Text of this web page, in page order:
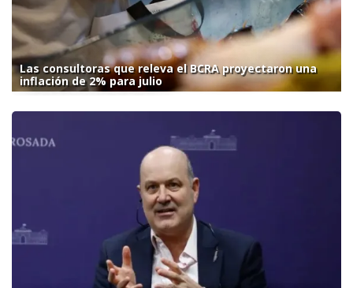
Las consultoras que releva el BCRA proyectaron una
inflación de 2% para julio